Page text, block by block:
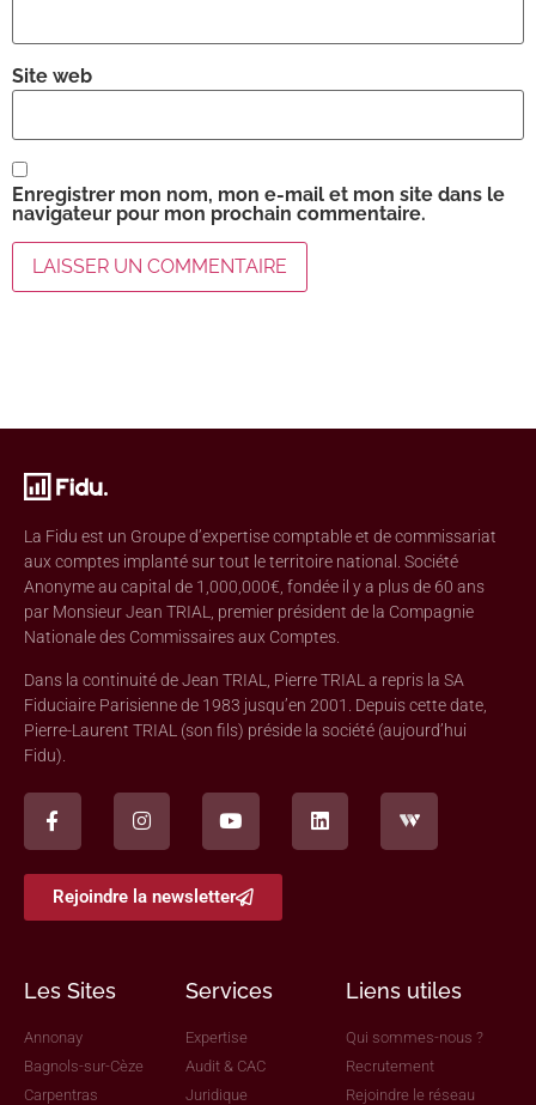
Site web
Enregistrer mon nom, mon e-mail et mon site dans le
navigateur pour mon prochain commentaire.
La Fidu est un Groupe d’expertise comptable et de commissariat
aux comptes implanté sur tout le territoire national. Société
Anonyme au capital de 1,000,000€, fondée il y a plus de 60 ans
par Monsieur Jean TRIAL, premier président de la Compagnie
Nationale des Commissaires aux Comptes.
Dans la continuité de Jean TRIAL, Pierre TRIAL a repris la SA
Fiduciaire Parisienne de 1983 jusqu’en 2001. Depuis cette date,
Pierre-Laurent TRIAL (son fils) préside la société (aujourd’hui
Fidu).
Rejoindre la newsletter
Les Sites
Annonay
Bagnols-sur-Cèze
Carpentras
Services
Expertise
Audit & CAC
Juridique
Liens utiles
Qui sommes-nous ?
Recrutement
Rejoindre le réseau